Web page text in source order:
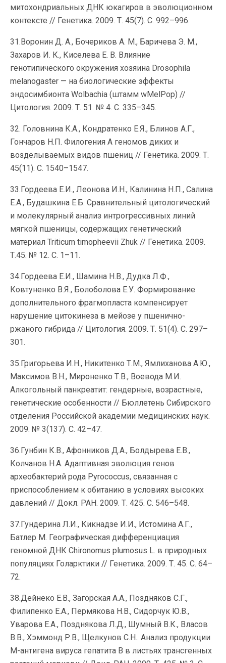
митохондриальных ДНК юкагиров в эволюционном
контексте // Генетика. 2009. Т. 45(7). С. 992–996.
31.Воронин Д. А., Бочериков А. М., Баричева Э. М.,
Захаров И. К., Киселева Е. В. Влияние
генотипического окружения хозяина Drosophila
melanogaster — на биологические эффекты
эндосимбионта Wolbachia (штамм wMelPop) //
Цитология. 2009. Т. 51. № 4. С. 335–345.
32. Головнина К.А., Кондратенко Е.Я., Блинов А.Г.,
Гончаров Н.П. Филогения A геномов диких и
возделываемых видов пшениц // Генетика. 2009. Т.
45(11). C. 1540–1547.
33.Гордеева Е.И., Леонова И.Н., Калинина Н.П., Салина
Е.А., Будашкина Е.Б. Сравнительный цитологический
и молекулярный анализ интрогрессивных линий
мягкой пшеницы, содержащих генетический
материал Triticum timopheevii Zhuk // Генетика. 2009.
Т.45. № 12. С. 1–11.
34.Гордеева Е.И., Шамина Н.В., Дудка Л.Ф.,
Ковтуненко В.Я., Болоболова Е.У. Формирование
дополнительного фрагмопласта компенсирует
нарушение цитокинеза в мейозе у пшенично-
ржаного гибрида // Цитология. 2009. Т. 51(4). С. 297–
301.
35.Григорьева И.Н., Никитенко Т.М., Ямлиханова А.Ю.,
Максимов В.Н., Мироненко Т.В., Воевода М.И.
Алкогольный панкреатит: гендерные, возрастные,
генетические особенности // Бюллетень Сибирского
отделения Российской академии медицинских наук.
2009. № 3(137). С. 42–47.
36.Гунбин К.В., Афонников Д.А., Болдырева Е.В.,
Колчанов Н.А. Адаптивная эволюция генов
археобактерий рода Pyrococcus, связанная с
приспособлением к обитанию в условиях высоких
давлений // Докл. РАН. 2009. Т. 425. С. 546–548.
37.Гундерина Л.И., Кикнадзе И.И., Истомина А.Г.,
Батлер М. Географическая дифференциация
геномной ДНК Chironomus plumosus L. в природных
популяциях Голарктики // Генетика. 2009. Т. 45. С. 64–
72.
38.Дейнеко Е.В., Загорская А.А., Поздняков С.Г.,
Филипенко Е.А., Пермякова Н.В., Сидорчук Ю.В.,
Уварова Е.А., Позднякова Л.Д., Шумный В.К., Власов
В.В., Хэммонд Р.В., Щелкунов С.Н.. Анализ продукции
М-антигена вируса гепатита В в листьях трансгенных